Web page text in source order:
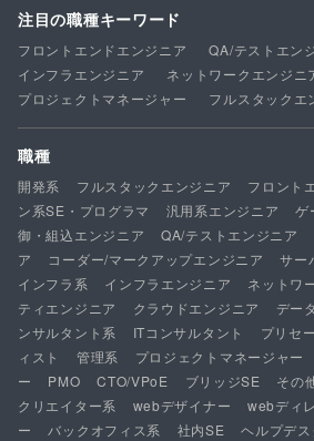
注目の職種キーワード
フロントエンドエンジニア
QA/テストエン
インフラエンジニア
ネットワークエンジニ
プロジェクトマネージャー
フルスタックエ
職種
開発系 フルスタックエンジニア フロント
ン系SE・プログラマ
汎用系エンジニア ゲ
御・組込エンジニア
QA/テストエンジニア
ア
コーダー/マークアップエンジニア
サー
インフラ系
インフラエンジニア ネットワ
ティエンジニア
クラウドエンジニア デー
ンサルタント系
ITコンサルタント プリセ
ィスト
管理系 プロジェクトマネージャー
ー
PMO CTO/VPoE ブリッジSE その
クリエイター系
webデザイナー webディ
ー
バックオフィス系 社内SE ヘルプデス